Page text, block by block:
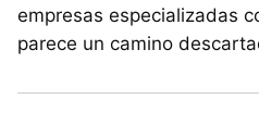
empresas especializadas
parece un camino